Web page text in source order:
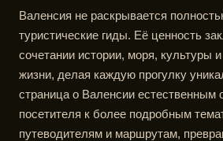
Валенсия не раскрывается
туристические гиды. Её ценность
сочетании истории, моря, культуры
жизни, делая каждую прогулку
страница о Валенсии естественным
посетителя к более подробным
путеводителям и маршрутам,